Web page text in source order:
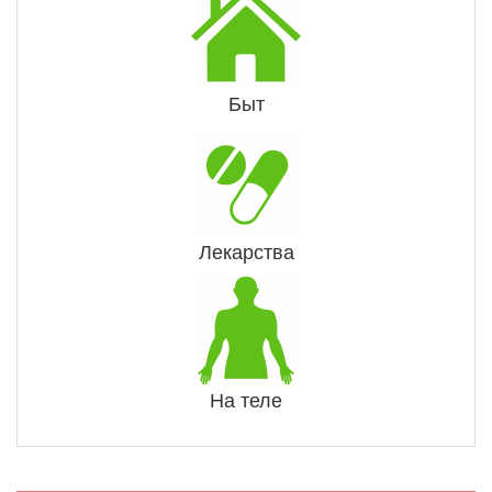
Быт
Лекарства
На теле